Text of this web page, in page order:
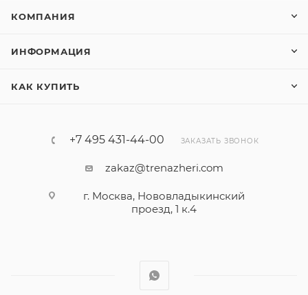
КОМПАНИЯ
ИНФОРМАЦИЯ
КАК КУПИТЬ
+7 495 431-44-00 ЗАКАЗАТЬ ЗВОНОК
zakaz@trenazheri.com
г. Москва, Нововладыкинский
проезд, 1 к.4